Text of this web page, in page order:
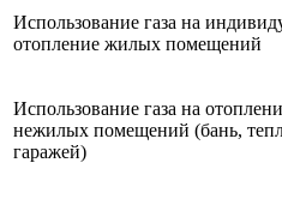
Использование газа на
отопление жилых помещений
Использование газа на
нежилых помещений (бань,
гаражей)